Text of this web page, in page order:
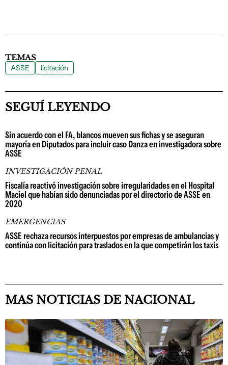
TEMAS
ASSE licitación
SEGUÍ LEYENDO
Sin acuerdo con el FA, blancos mueven sus fichas y se aseguran
mayoría en Diputados para incluir caso Danza en investigadora sobre
ASSE
INVESTIGACIÓN PENAL
Fiscalía reactivó investigación sobre irregularidades en el Hospital
Maciel que habían sido denunciadas por el directorio de ASSE en
2020
EMERGENCIAS
ASSE rechaza recursos interpuestos por empresas de ambulancias y
continúa con licitación para traslados en la que competirán los taxis
MAS NOTICIAS DE NACIONAL